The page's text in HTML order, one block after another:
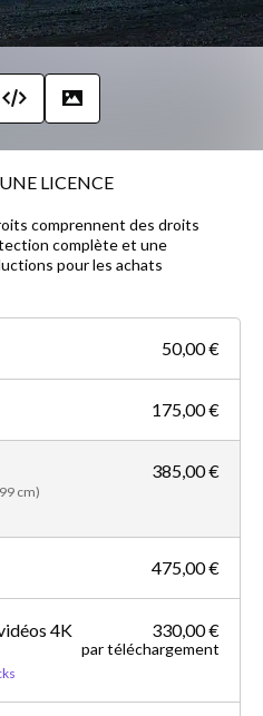
LICENCE
comprennent des droits
complète et une
pour les achats
50,00 €
175,00 €
cm)
385,00 €
475,00 €
4K
330,00 €
par téléchargement